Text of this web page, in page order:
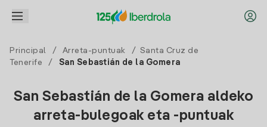
Principal / Arreta-puntuak / Santa Cruz de
Tenerife
/ San Sebastián de la Gomera
San Sebastián de la Gomera aldeko
arreta-bulegoak eta -puntuak